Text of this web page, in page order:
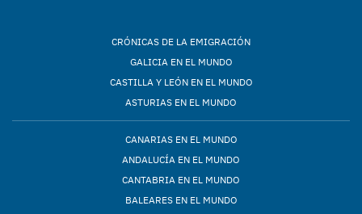
CRÓNICAS DE LA EMIGRACIÓN
GALICIA EN EL MUNDO
CASTILLA Y LEÓN EN EL MUNDO
ASTURIAS EN EL MUNDO
CANARIAS EN EL MUNDO
ANDALUCÍA EN EL MUNDO
CANTABRIA EN EL MUNDO
BALEARES EN EL MUNDO